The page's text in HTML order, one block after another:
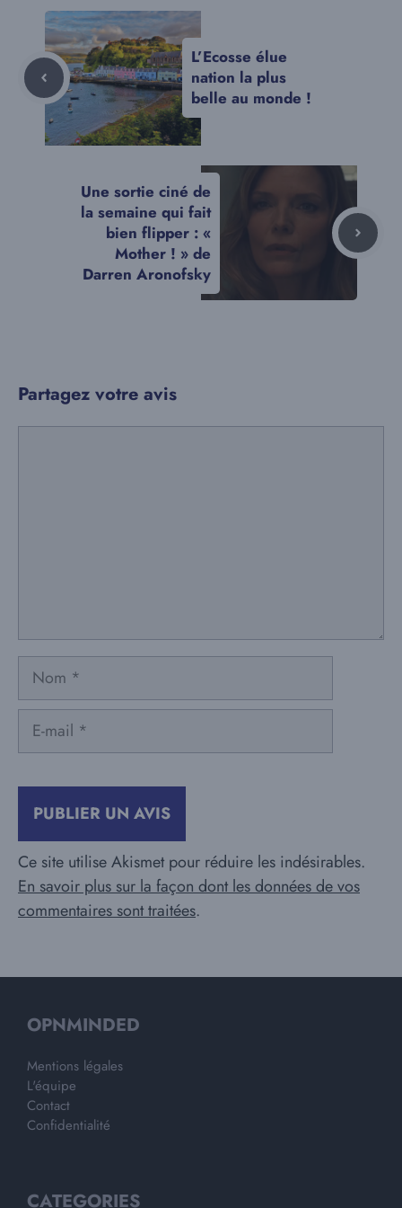
L’Ecosse élue
nation la plus
belle au monde !
Une sortie ciné de
la semaine qui fait
bien flipper : «
Mother ! » de
Darren Aronofsky
Partagez votre avis
Nom
mail
Ce site utilise Akismet pour réduire les indésirables.
En savoir plus sur la façon dont les données de vos
commentaires sont traitées.
OPNMINDED
Mentions légales
L'équipe
Contact
Confidentialité
CATEGORIES